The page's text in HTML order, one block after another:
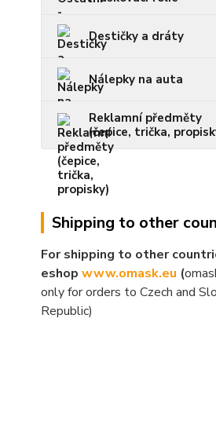
Destičky a dráty
Nálepky na auta
Reklamní předměty
(čepice, trička,
Shipping to other
For shipping to other
eshop www.omask.eu (
only for orders to Czech and
Republic)